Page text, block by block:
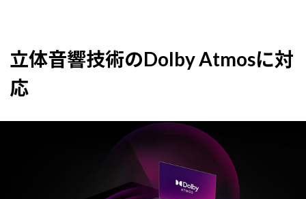
立体音響技術のDolby Atmosに対
応